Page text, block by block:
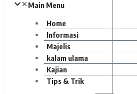
Main Menu
Home
Informasi
Majelis
kalam ulama
Kajian
Tips & Trik